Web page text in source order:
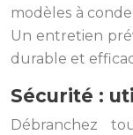
modèles à
Un entretien
durable et
Sécurité :
Débranchez